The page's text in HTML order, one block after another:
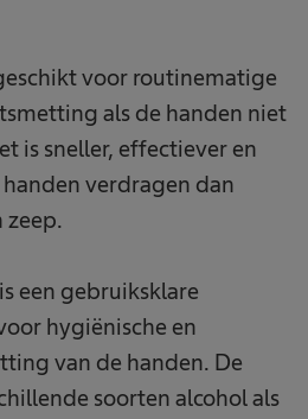
voor routinematige
als de handen niet
is sneller, effectiever en
verdragen dan
zeep.
een gebruiksklare
hygiënische en
van de handen. De
soorten alcohol als